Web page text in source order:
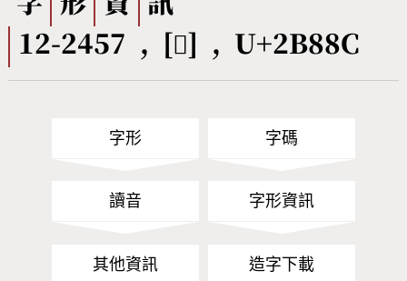
CNS查詢 Unicode查詢
12-2457 , [𫢌] , U+2B88C
字形 字碼
讀音 字形資訊
其他資訊 造字下載